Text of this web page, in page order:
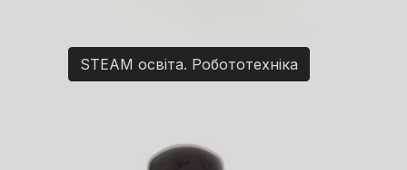
STEAM освіта. Робототехніка